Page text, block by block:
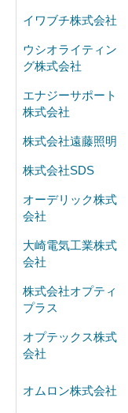
イワブチ株式会社
ウシオライティン
グ株式会社
エナジーサポート
株式会社
株式会社遠藤照明
株式会社SDS
オーデリック株式
会社
大崎電気工業株式
会社
株式会社オプティ
プラス
オプテックス株式
会社
オムロン株式会社